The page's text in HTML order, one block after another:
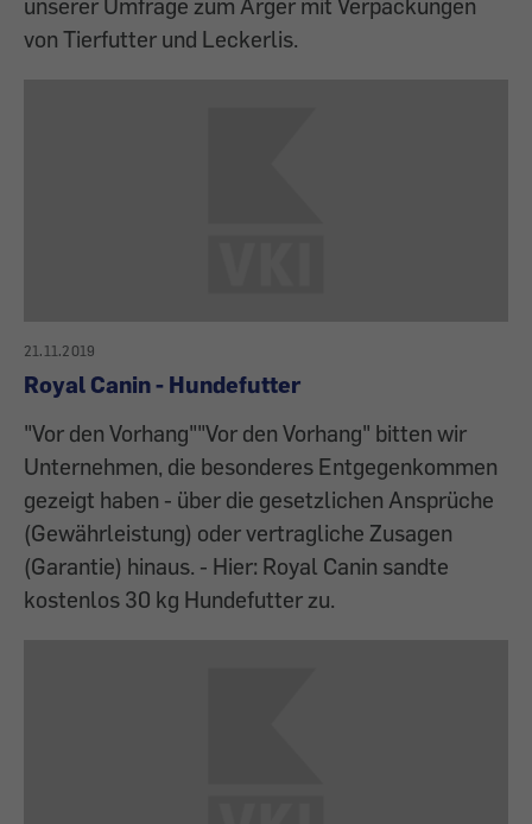
von Tierfutter und Leckerlis.
21.11.2019
Royal Canin - Hundefutter
"Vor den Vorhang""Vor den Vorhang" bitten wir
Unternehmen, die besonderes Entgegenkommen
gezeigt haben - über die gesetzlichen Ansprüche
(Gewährleistung) oder vertragliche Zusagen
(Garantie) hinaus. - Hier: Royal Canin sandte
kostenlos 30 kg Hundefutter zu.